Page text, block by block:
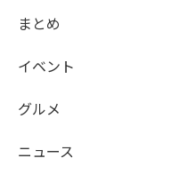
まとめ
イベント
グルメ
ニュース